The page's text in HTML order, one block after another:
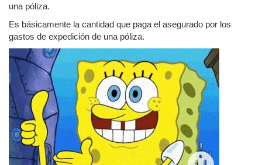
una póliza.
Es básicamente la cantidad que paga el asegurado por los
gastos de expedición de una póliza.